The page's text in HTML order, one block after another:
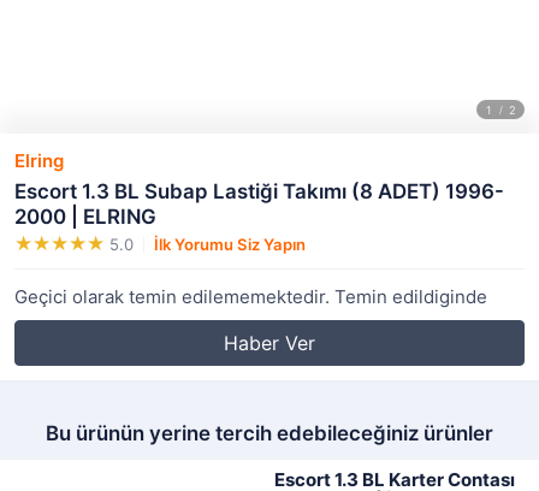
Elring
Escort 1.3 BL Subap Lastiği Takımı (8 ADET) 1996-
2000 | ELRING
5.0 İlk Yorumu Siz Yapın
Geçici olarak temin edilememektedir. Temin edildiginde
Haber Ver
Bu ürünün yerine tercih edebileceğiniz ürünler
Escort 1.3 BL Karter Contası